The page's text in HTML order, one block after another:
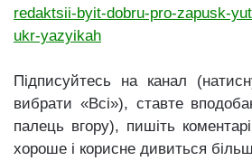
redaktsii-byit-dobru-pro-zapusk-
ukr-yazyikah
Підписуйтесь на канал
вибрати «Всі»), ставте
палець вгору), пишіть
хороше і корисне дивиться